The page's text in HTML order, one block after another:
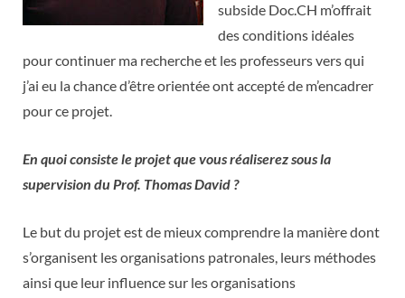
subside Doc.CH m’offrait
des conditions idéales
pour continuer ma recherche et les professeurs vers qui
j’ai eu la chance d’être orientée ont accepté de m’encadrer
pour ce projet.
En quoi consiste le projet que vous réaliserez sous la
supervision du Prof. Thomas David ?
Le but du projet est de mieux comprendre la manière dont
s’organisent les organisations patronales, leurs méthodes
ainsi que leur influence sur les organisations